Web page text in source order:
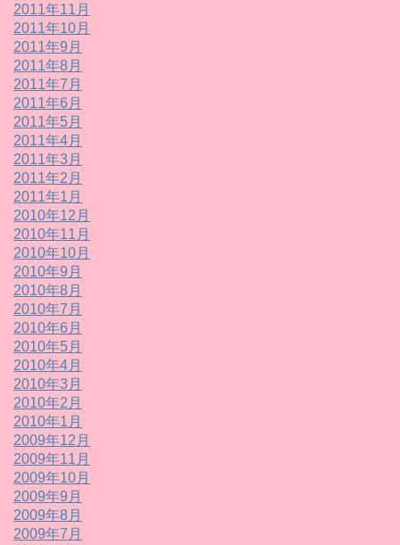
2011年11月
2011年10月
2011年9月
2011年8月
2011年7月
2011年6月
2011年5月
2011年4月
2011年3月
2011年2月
2011年1月
2010年12月
2010年11月
2010年10月
2010年9月
2010年8月
2010年7月
2010年6月
2010年5月
2010年4月
2010年3月
2010年2月
2010年1月
2009年12月
2009年11月
2009年10月
2009年9月
2009年8月
2009年7月